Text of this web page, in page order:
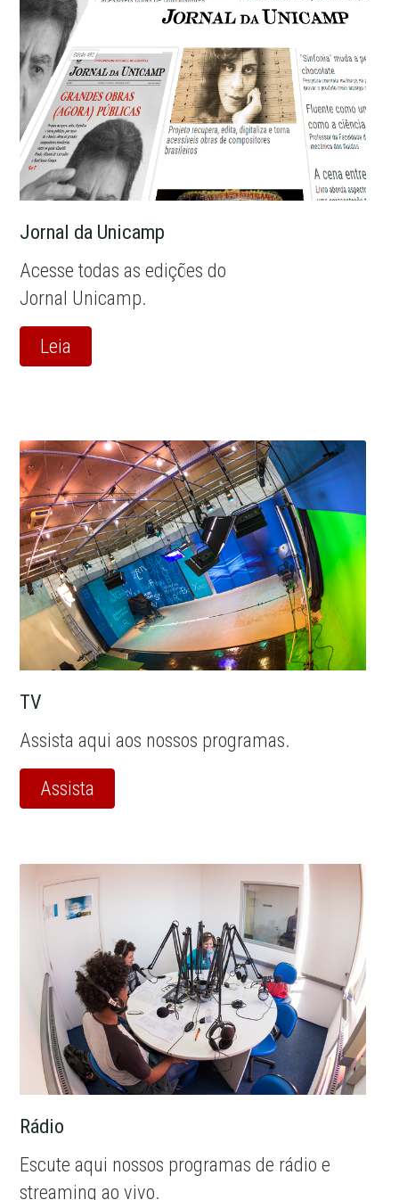
Jornal da Unicamp
Acesse todas as edições do
Jornal Unicamp.
Leia
TV
Assista aqui aos nossos programas.
Assista
Rádio
Escute aqui nossos programas de rádio e
streaming ao vivo.